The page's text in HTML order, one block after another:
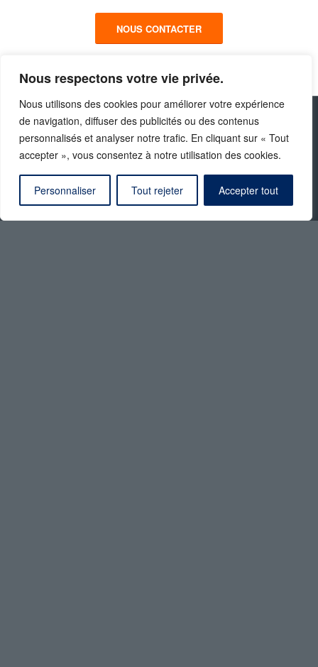
Nous respectons votre vie privée.
Nous utilisons des cookies pour améliorer votre expérience
de navigation, diffuser des publicités ou des contenus
personnalisés et analyser notre trafic. En cliquant sur « Tout
accepter », vous consentez à notre utilisation des cookies.
Personnaliser Tout rejeter Accepter tout
NOUS CONTACTER
À PROPOS
Depuis 2010, OZO propose des solutions électriques
adaptées à tout type d’engins dans un but
d’économie circulaire et de préservation de